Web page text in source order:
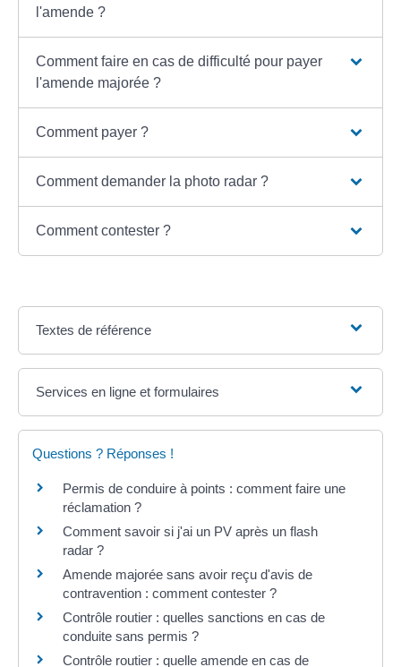
l'amende ?
Comment faire en cas de difficulté pour payer
l'amende majorée ?
Comment payer ?
Comment demander la photo radar ?
Comment contester ?
Textes de référence
Services en ligne et formulaires
Questions ? Réponses !
Permis de conduire à points : comment faire une
réclamation ?
Comment savoir si j'ai un PV après un flash
radar ?
Amende majorée sans avoir reçu d'avis de
contravention : comment contester ?
Contrôle routier : quelles sanctions en cas de
conduite sans permis ?
Contrôle routier : quelle amende en cas de